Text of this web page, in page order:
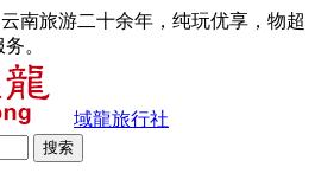
南旅游二十余年，纯玩优享，物超
。
域龍旅行社
搜索